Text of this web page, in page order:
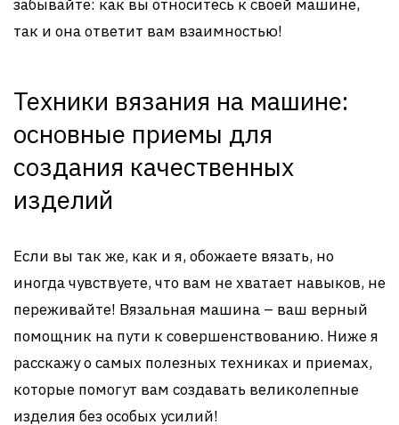
забывайте: как вы относитесь к своей машине,
так и она ответит вам взаимностью!
Техники вязания на машине:
основные приемы для
создания качественных
изделий
Если вы так же, как и я, обожаете вязать, но
иногда чувствуете, что вам не хватает навыков, не
переживайте! Вязальная машина – ваш верный
помощник на пути к совершенствованию. Ниже я
расскажу о самых полезных техниках и приемах,
которые помогут вам создавать великолепные
изделия без особых усилий!